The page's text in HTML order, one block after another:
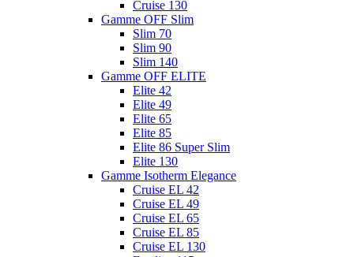
Cruise 130
Gamme OFF Slim
Slim 70
Slim 90
Slim 140
Gamme OFF ELITE
Elite 42
Elite 49
Elite 65
Elite 85
Elite 86 Super Slim
Elite 130
Gamme Isotherm Elegance
Cruise EL 42
Cruise EL 49
Cruise EL 65
Cruise EL 85
Cruise EL 130